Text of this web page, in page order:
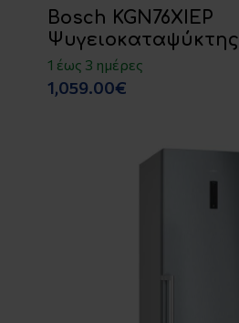
Bosch KGN76XIEP
Ψυγειοκαταψύκτης
1 έως 3 ημέρες
1,059.00€